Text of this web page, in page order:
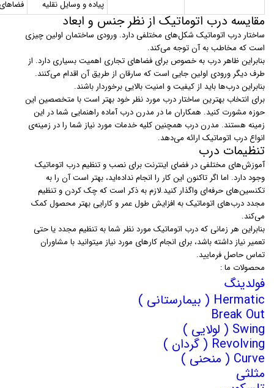
پیاده و وسایل نقلیه
مقایسه درب اتوماتیک از نظر جنس و ابعاد
ساختار درب اتوماتیک شکل‌های مختلفی دارد. ورودی ساختمان اولین چیزی
است که مخاطب به آن توجه می‌کند.
بنابراین ظاهر درب به خصوص برای فضاهای تجاری اهمیت بسیاری دارد. از
طرف دیگر ورودی اولین جایی است که سارقان از طریق آن اقدام می‌کنند.
بنابراین درب‌ها باید از کیفیت و امنیت بالایی برخوردار باشند.
برای انتخاب بهترین ساختار درب مورد نظر خود بهتر است با متخصصین این
حوزه مشورت کنید. همکاران ما در مدرن درب آماده راهنمایی شما در این
زمینه هستند. مدرن درب همچنین کلیه خدمات مورد نیاز شما را در زمینه‌ی
انواع درب اتوماتیک ارائه می‌دهد.
تنظیمات درب
آموزش‌های مختلفی در فضای اینترنت برای نصب و تنظیم درب اتوماتیک
وجود دارد. اما اگر تاکنون این کار را انجام نداده‌اید، بهتر است آن را به
تکنسین‌های حرفه‌ای واگذار کنید.لازم به ذکر است که چک کردن و تنظیم
مجدد درب‌های اتوماتیک به افزایش طول عمر و کارایی بهتر محصول کمک
می‌کند.
بنابراین هر زمانی که درب اتوماتیک مورد نظر شما به تنظیم مجدد یا حتی
تعمیر نیاز داشته باشد، برای انجام کارهای مورد نیاز میتوانید با مشاوران
تماس حاصل فرمایید.
محصولات ما :
فولدینگ
Hermatic ( بیمارستانی )
Break Out
Swing ( لولایی )
Revolving ( گردان )
Curve ( منحنی )
مثلثی